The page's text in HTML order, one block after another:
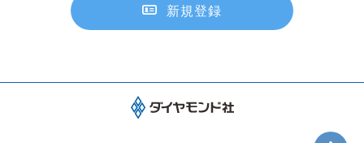
新規登録